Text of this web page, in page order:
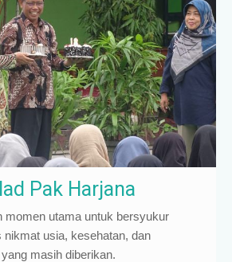
Pak Harjana
momen utama untuk bersyukur
nikmat usia, kesehatan, dan
masih diberikan.